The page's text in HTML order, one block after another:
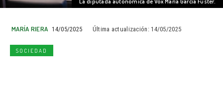
MARÍA RIERA 14/05/2025 Última actualización: 14/05/2025
SOCIEDAD